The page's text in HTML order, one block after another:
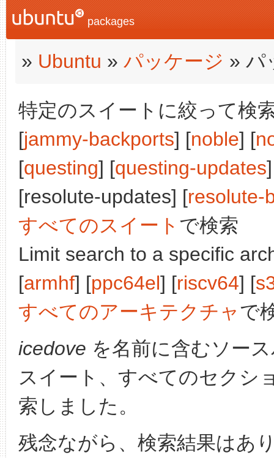
packages
» Ubuntu » パッケージ » パ
特定のスイートに絞って検
[jammy-backports] [noble] [
[questing] [questing-updates
[resolute-updates] [resolute-
すべてのスイート で検索
Limit search to a specific
[armhf] [ppc64el] [riscv64] [
すべてのアーキテクチャで
icedove を名前に含むソー
スイート、すべてのセクシ
索しました。
残念ながら、検索結果はあ